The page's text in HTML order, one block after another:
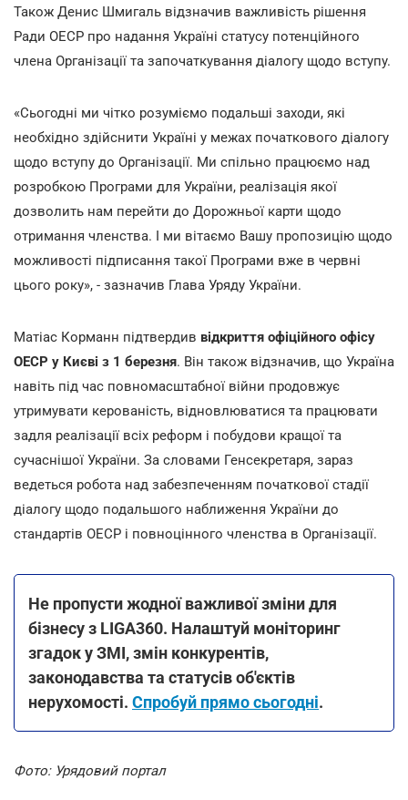
Також Денис Шмигаль відзначив важливість рішення
Ради ОЕСР про надання Україні статусу потенційного
члена Організації та започаткування діалогу щодо вступу.
«Сьогодні ми чітко розуміємо подальші заходи, які
необхідно здійснити Україні у межах початкового діалогу
щодо вступу до Організації. Ми спільно працюємо над
розробкою Програми для України, реалізація якої
дозволить нам перейти до Дорожньої карти щодо
отримання членства. І ми вітаємо Вашу пропозицію щодо
можливості підписання такої Програми вже в червні
цього року», - зазначив Глава Уряду України.
Матіас Корманн підтвердив відкриття офіційного офісу
ОЕСР у Києві з 1 березня. Він також відзначив, що Україна
навіть під час повномасштабної війни продовжує
утримувати керованість, відновлюватися та працювати
задля реалізації всіх реформ і побудови кращої та
сучаснішої України. За словами Генсекретаря, зараз
ведеться робота над забезпеченням початкової стадії
діалогу щодо подальшого наближення України до
стандартів ОЕСР і повноцінного членства в Організації.
Не пропусти жодної важливої зміни для
бізнесу з LIGA360. Налаштуй моніторинг
згадок у ЗМІ, змін конкурентів,
законодавства та статусів об'єктів
нерухомості. Спробуй прямо сьогодні.
Фото: Урядовий портал